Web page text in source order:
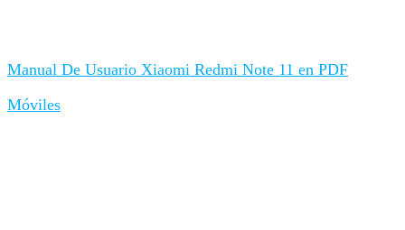
Manual De Usuario Xiaomi Redmi Note 11 en PDF
Móviles